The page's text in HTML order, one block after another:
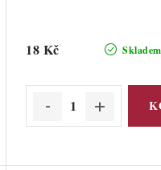
Skladem
18 Kč